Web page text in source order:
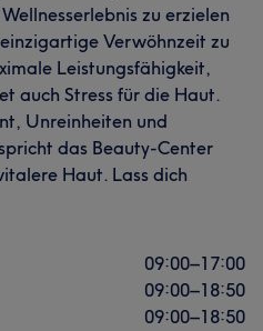
zu erzielen
Verwöhnzeit zu
Leistungsfähigkeit,
auch Stress für die Haut.
Unreinheiten und
das Beauty-Center
Haut. Lass dich
09:00–17:00
09:00–18:50
09:00–18:50